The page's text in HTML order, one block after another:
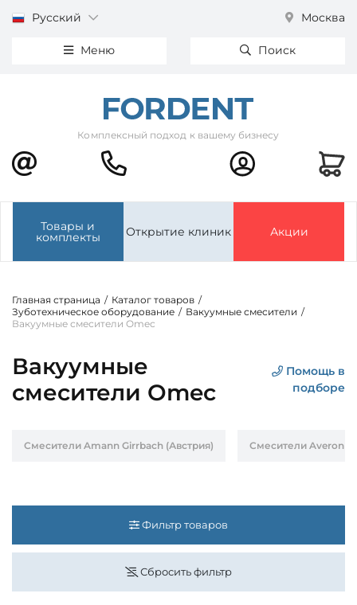
Русский Москва
Меню Поиск
Комплексный подход к вашему бизнесу
Товары и
комплекты Открытие клиник Акции
Главная страница / Каталог товаров /
Зуботехническое оборудование / Вакуумные смесители /
Вакуумные смесители Omec
Вакуумные
смесители Omec
Помощь в
подборе
Смесители Amann Girrbach (Австрия) Смесители Averon
Фильтр товаров
Сбросить фильтр